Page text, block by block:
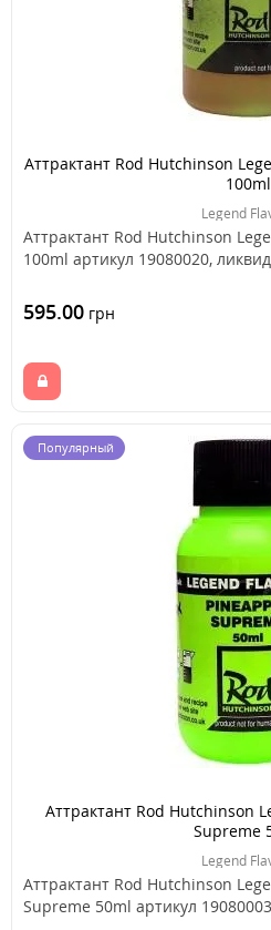
Аттрактант Rod Hutchinson
100ml
Legend
Аттрактант Rod Hutchinson
100ml артикул 19080020,
595.00 грн
Популярный
Аттрактант Rod Hutchinson
Supreme
Legend
Аттрактант Rod Hutchinson
Supreme 50ml артикул